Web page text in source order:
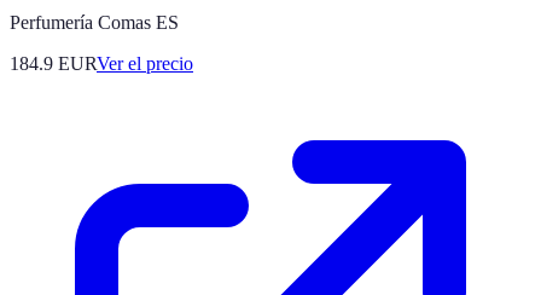
Perfumería Comas ES
184.9 EURVer el precio